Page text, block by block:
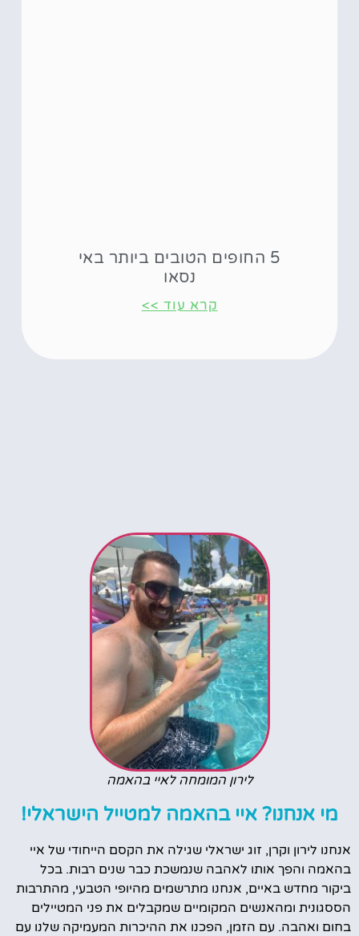
5 החופים הטובים ביותר באי
נסאו
קרא עוד >>
לירון המומחה לאיי בהאמה
מי אנחנו? איי בהאמה למטייל הישראלי!
אנחנו לירון וקרן, זוג ישראלי שגילה את הקסם הייחודי של איי
בהאמה והפך אותו לאהבה שנמשכת כבר שנים רבות. בכל
ביקור מחדש באיים, אנחנו מתרשמים מהיופי הטבעי, מהתרבות
הססגונית ומהאנשים המקומיים שמקבלים את פני המטיילים
בחום ואהבה. עם הזמן, הפכנו את ההיכרות המעמיקה שלנו עם